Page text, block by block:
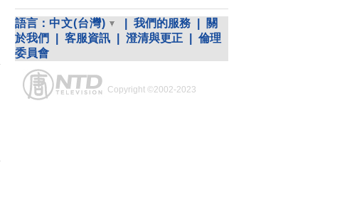
語言： 中文(台灣) 我們的服務
關
於我們
客服資訊 澄清與更正
倫理
委員會
Copyright ©2002-2023